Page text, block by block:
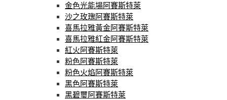
金色光能場阿賽斯特萊
沙之玫瑰阿賽斯特萊
喜馬拉雅黃金阿賽斯特萊
喜馬拉雅紅金阿賽斯特萊
紅火阿賽斯特萊
粉色阿賽斯特萊
粉色火焰阿賽斯特萊
黑色阿賽斯特萊
黑碧璽阿賽斯特萊